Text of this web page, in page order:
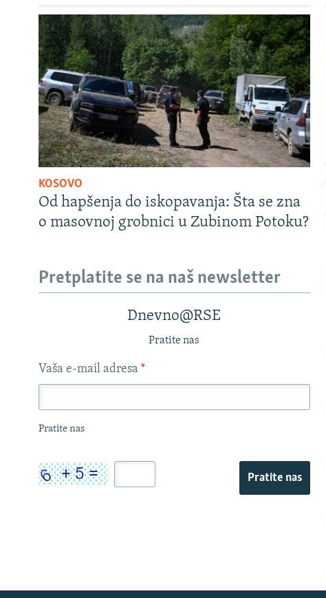
KOSOVO
Od hapšenja do iskopavanja: Šta se zna
o masovnoj grobnici u Zubinom Potoku?
Pretplatite se na naš newsletter
Dnevno@RSE
Pratite nas
Vaša e-mail adresa *
Pratite nas
Pratite nas